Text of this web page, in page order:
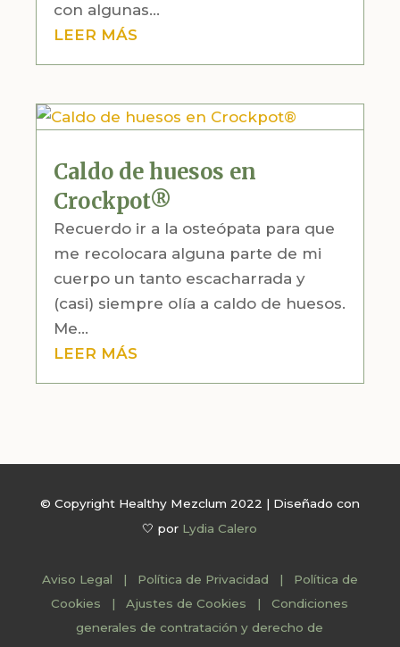
con algunas...
LEER MÁS
Caldo de huesos en
Crockpot®
Recuerdo ir a la osteópata para que
me recolocara alguna parte de mi
cuerpo un tanto escacharrada y
(casi) siempre olía a caldo de huesos.
Me...
LEER MÁS
© Copyright Healthy Mezclum 2022 | Diseñado con
🤍 por Lydia Calero
Aviso Legal | Política de Privacidad | Política de
Cookies |Ajustes de Cookies |Condiciones
generales de contratación y derecho de